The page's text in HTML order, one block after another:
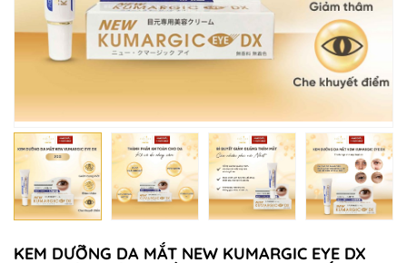
KEM DƯỠNG DA MẮT NEW KUMARGIC EYE DX